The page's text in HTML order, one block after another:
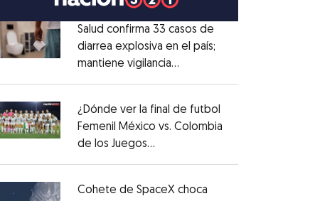
Opens in new window
Salud confirma 33 casos de
diarrea explosiva en el país;
mantiene vigilancia
Opens in new window
¿Dónde ver la final de futbol
Femenil México vs. Colombia
de los Juegos
Cohete de SpaceX choca